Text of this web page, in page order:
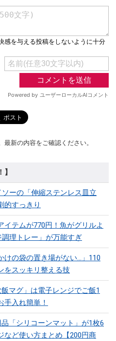
新の内容をご確認ください。
ーの「伸縮ステンレス皿立
的すっきり
イテムが770円！魚がグリルよ
調理トレー」が万能すぎ
けの袋の置き場がない…」110
をスッキリ整える技
マグ」は電子レンジでご飯1
手入れ簡単！
「シリコーンマット」​​が1枚6
など使い方まとめ【200円商